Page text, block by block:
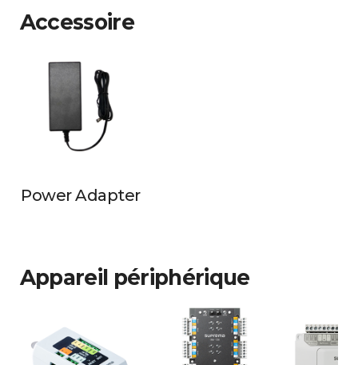
Accessoire
Power Adapter
Appareil périphérique